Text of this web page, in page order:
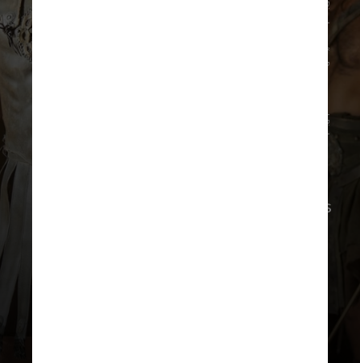
no filme, mas eles
Divulgação Paramount Pictures